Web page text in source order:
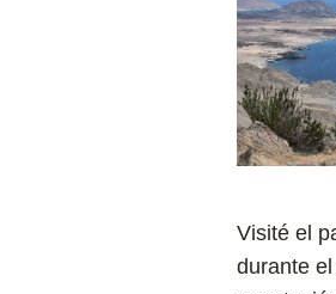
Visité el
durante